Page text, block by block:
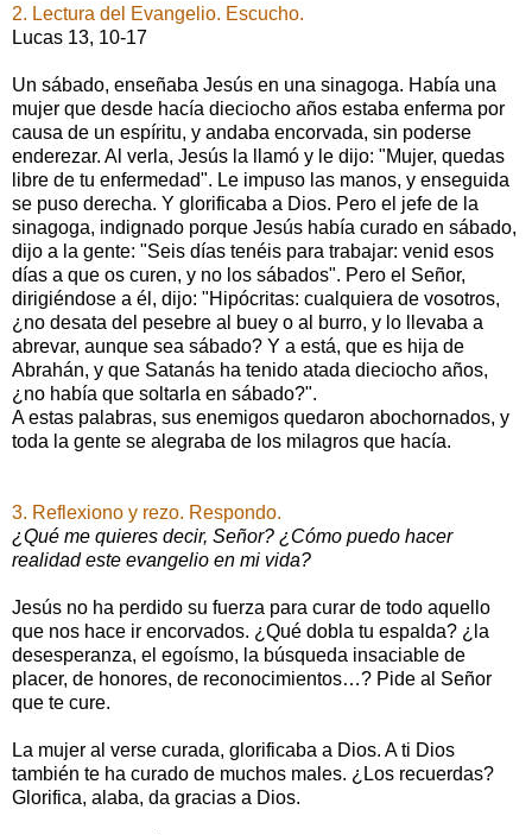
2. Lectura del Evangelio. Escucho.
Lucas 13, 10-17
Un sábado, enseñaba Jesús en una sinagoga. Había una
mujer que desde hacía dieciocho años estaba enferma por
causa de un espíritu, y andaba encorvada, sin poderse
enderezar. Al verla, Jesús la llamó y le dijo: "Mujer, quedas
libre de tu enfermedad". Le impuso las manos, y enseguida
se puso derecha. Y glorificaba a Dios. Pero el jefe de la
sinagoga, indignado porque Jesús había curado en sábado,
dijo a la gente: "Seis días tenéis para trabajar: venid esos
días a que os curen, y no los sábados". Pero el Señor,
dirigiéndose a él, dijo: "Hipócritas: cualquiera de vosotros,
¿no desata del pesebre al buey o al burro, y lo llevaba a
abrevar, aunque sea sábado? Y a está, que es hija de
Abrahán, y que Satanás ha tenido atada dieciocho años,
¿no había que soltarla en sábado?".
A estas palabras, sus enemigos quedaron abochornados, y
toda la gente se alegraba de los milagros que hacía.
3. Reflexiono y rezo. Respondo.
¿Qué me quieres decir, Señor? ¿Cómo puedo hacer
realidad este evangelio en mi vida?
Jesús no ha perdido su fuerza para curar de todo aquello
que nos hace ir encorvados. ¿Qué dobla tu espalda? ¿la
desesperanza, el egoísmo, la búsqueda insaciable de
placer, de honores, de reconocimientos…? Pide al Señor
que te cure.
La mujer al verse curada, glorificaba a Dios. A ti Dios
también te ha curado de muchos males. ¿Los recuerdas?
Glorifica, alaba, da gracias a Dios.